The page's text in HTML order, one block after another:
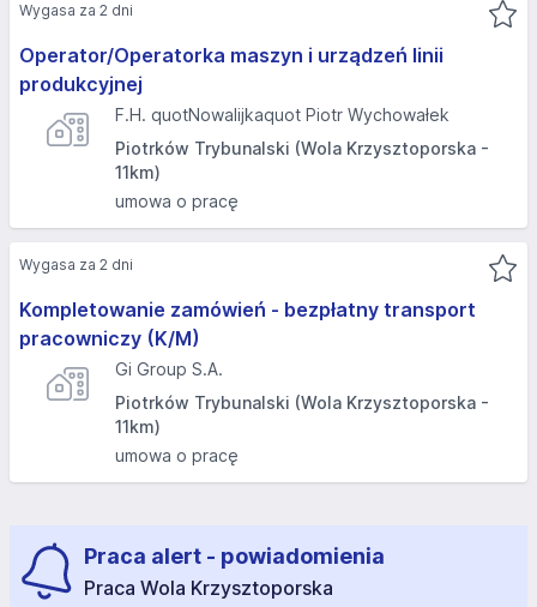
Operator/Operatorka maszyn i urządzeń linii
produkcyjnej
F.H. quotNowalijkaquot Piotr Wychowałek
Piotrków Trybunalski (Wola Krzysztoporska -
11km)
umowa o pracę
Wygasa za 2 dni
Kompletowanie zamówień - bezpłatny transport
pracowniczy (K/M)
Gi Group S.A.
Piotrków Trybunalski (Wola Krzysztoporska -
11km)
umowa o pracę
Wygasa za 2 dni
Praca alert - powiadomienia
Praca Wola Krzysztoporska